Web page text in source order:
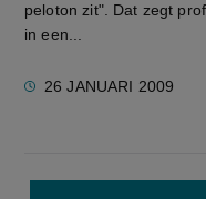
peloton zit". Dat zegt
in een...
26 JANUARI 2009